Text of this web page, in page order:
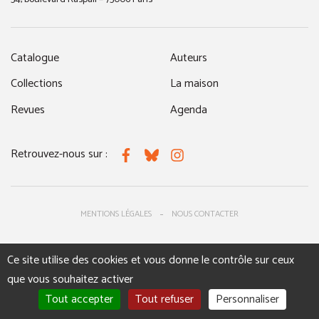
Catalogue
Collections
Revues
Auteurs
La maison
Agenda
Retrouvez-nous sur : FacebookBlueskyInstagram
MENTIONS LÉGALES NOUS CONTACTER
Ce site utilise des cookies et vous donne le contrôle sur ceux
que vous souhaitez activer
Tout accepter
Tout refuser Personnaliser